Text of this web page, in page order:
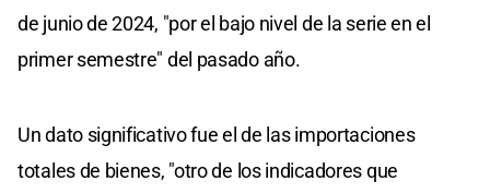
de junio de 2024, "por el bajo nivel de la serie en el
primer semestre" del pasado año.
Un dato significativo fue el de las importaciones
totales de bienes, "otro de los indicadores que